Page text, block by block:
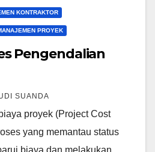
KONTRAKTOR
PROYEK
Pengendalian
SUANDA
proyek (Project Cost
yang memantau status
biaya dan melakukan